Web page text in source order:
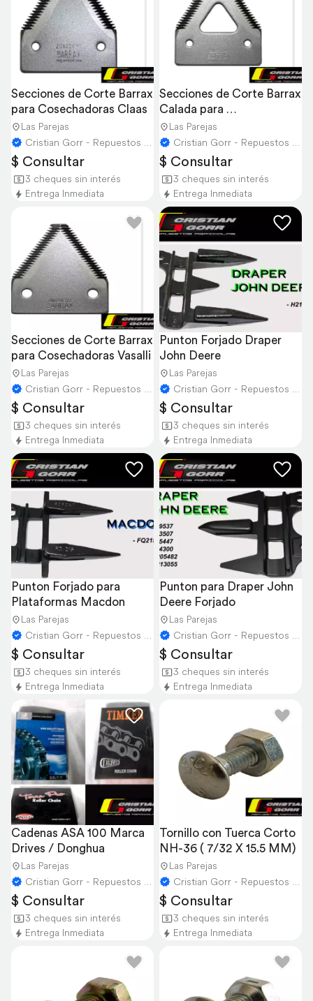
Secciones de Corte Barrax
para Cosechadoras Claas
Las Parejas
Cristian Gorr - Repuestos Agricolas
$ Consultar
3 cheques sin interés
Entrega Inmediata
Secciones de Corte Barrax
Calada para
Cosechadoras
Las Parejas
Cristian Gorr - Repuestos Agricolas
$ Consultar
3 cheques sin interés
Entrega Inmediata
Secciones de Corte Barrax
para Cosechadoras Vasalli
Las Parejas
Cristian Gorr - Repuestos Agricolas
$ Consultar
3 cheques sin interés
Entrega Inmediata
Punton Forjado Draper
John Deere
Las Parejas
Cristian Gorr - Repuestos Agricolas
$ Consultar
3 cheques sin interés
Entrega Inmediata
Punton Forjado para
Plataformas Macdon
Las Parejas
Cristian Gorr - Repuestos Agricolas
$ Consultar
3 cheques sin interés
Entrega Inmediata
Punton para Draper John
Deere Forjado
Las Parejas
Cristian Gorr - Repuestos Agricolas
$ Consultar
3 cheques sin interés
Entrega Inmediata
Cadenas ASA 100 Marca
Drives / Donghua
Las Parejas
Cristian Gorr - Repuestos Agricolas
$ Consultar
3 cheques sin interés
Entrega Inmediata
Tornillo con Tuerca Corto
NH-36 ( 7/32 X 15.5 MM)
Las Parejas
Cristian Gorr - Repuestos Agricolas
$ Consultar
3 cheques sin interés
Entrega Inmediata